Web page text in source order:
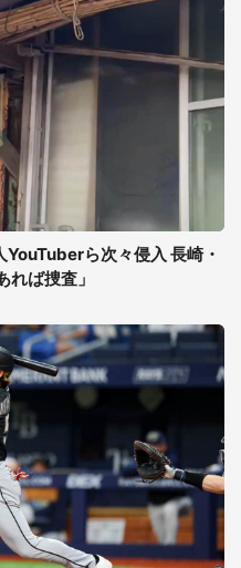
ら次々侵入 長崎・
ば捜査」